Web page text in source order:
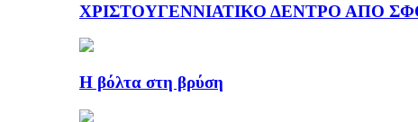
ΧΡΙΣΤΟΥΓΕΝΝΙΑΤΙΚΟ ΔΕΝΤΡΟ ΑΠΟ
Η βόλτα στη βρύση